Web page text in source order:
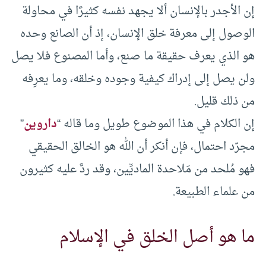
إن الأجدر بالإنسان ألا يجهد نفسه كثيرًا في محاولة
الوصول إلى معرفة خلق الإنسان، إذ أن الصانع وحده
هو الذي يعرف حقيقة ما صنع، وأما المصنوع فلا يصل
ولن يصل إلى إدراك كيفية وجوده وخلقه، وما يعرِفه
من ذلك قليل.
إن الكلام في هذا الموضوع طويل وما قاله “داروين”
مجرّد احتمال، فإن أنكر أن الله هو الخالق الحقيقي
فهو مُلحد من مَلاحدة الماديِّين، وقد ردَّ عليه كثيرون
من علماء الطبيعة.
ما هو أصل الخلق في الإسلام